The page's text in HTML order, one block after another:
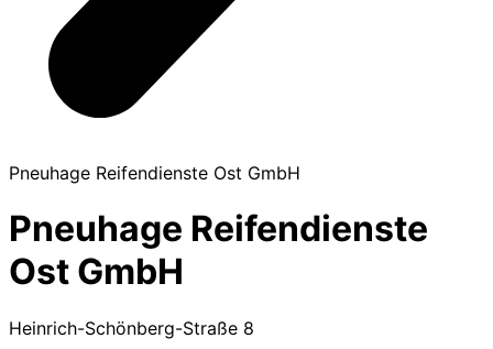
Pneuhage Reifendienste Ost GmbH
Pneuhage Reifendienste
Ost GmbH
Heinrich-Schönberg-Straße 8